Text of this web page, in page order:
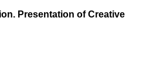
Presentation of Creative